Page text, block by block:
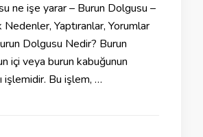
ne işe yarar – Burun Dolgusu –
Yaptıranlar, Yorumlar
Dolgusu Nedir? Burun
içi veya burun kabuğunun
işlemidir. Bu işlem, …